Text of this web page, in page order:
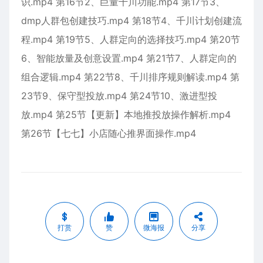
dmp人群包创建技巧.mp4 第18节4、千川计划创建流
程.mp4 第19节5、人群定向的选择技巧.mp4 第20节
6、智能放量及创意设置.mp4 第21节7、人群定向的
组合逻辑.mp4 第22节8、千川排序规则解读.mp4 第
23节9、保守型投放.mp4 第24节10、激进型投
放.mp4 第25节【更新】本地推投放操作解析.mp4
第26节【七七】小店随心推界面操作.mp4
打赏 赞 微海报 分享